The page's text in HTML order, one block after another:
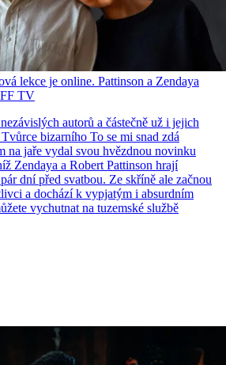
lekce je online. Pattinson a Zendaya
TV
autorů a částečně už i jejich
bizarního To se mi snad zdá
na jaře vydal svou hvězdnou novinku
Zendaya a Robert Pattinson hrají
dní před svatbou. Ze skříně ale začnou
a dochází k vypjatým i absurdním
vychutnat na tuzemské službě